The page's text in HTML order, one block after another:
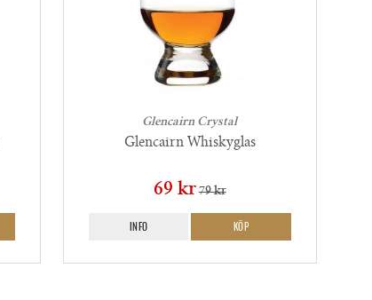
Glencairn Crystal
Glencairn Whiskyglas
69 kr 79 kr
INFO KÖP